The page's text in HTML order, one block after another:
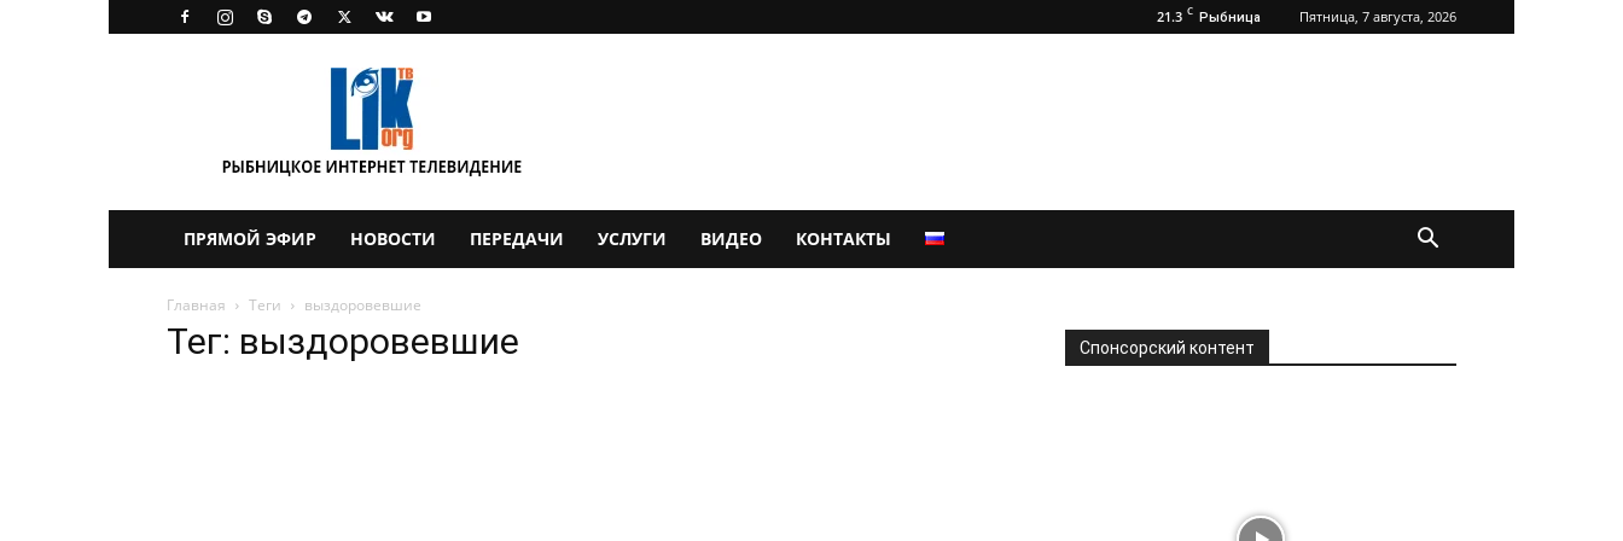
21.3 C Рыбница Пятница, 7 августа, 2026
ПРЯМОЙ ЭФИР НОВОСТИ ПЕРЕДАЧИ УСЛУГИ ВИДЕО КОНТАКТЫ
Главная Теги выздоровевшие
Тег: выздоровевшие Спонсорский контент